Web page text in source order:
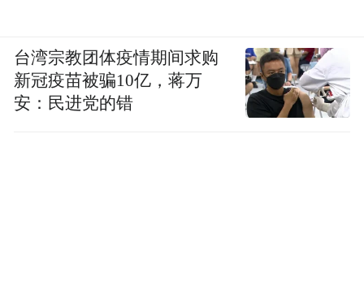
台湾宗教团体疫情期间求购
新冠疫苗被骗10亿，蒋万
安：民进党的错